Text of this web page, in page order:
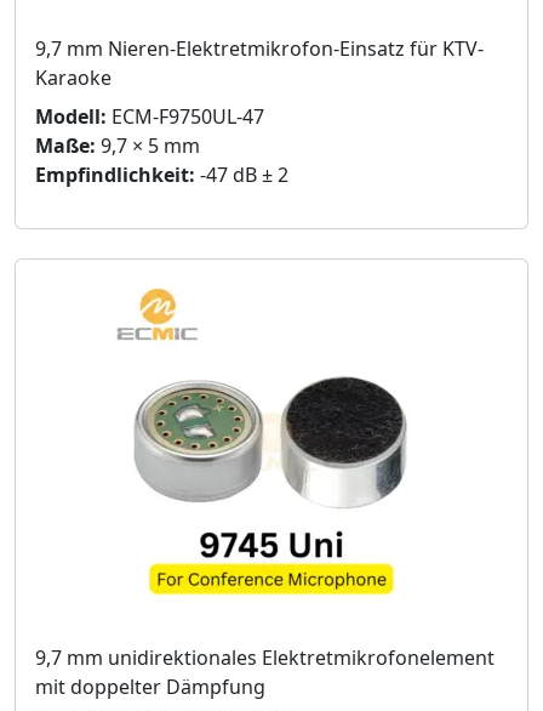
9,7 mm Nieren-Elektretmikrofon-Einsatz für KTV-
Karaoke
Modell: ECM-F9750UL-47
Maße: 9,7 × 5 mm
Empfindlichkeit: -47 dB ± 2
9,7 mm unidirektionales Elektretmikrofonelement
mit doppelter Dämpfung